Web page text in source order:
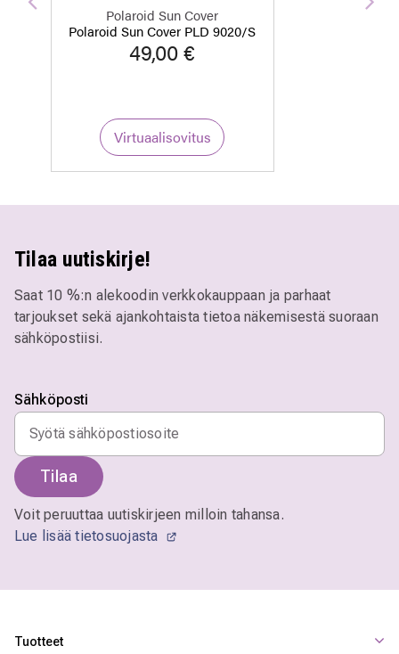
Polaroid Sun Cover
Polaroid Sun Cover PLD 9020/S
49,00 €
Virtuaalisovitus
Edellinen
Tilaa uutiskirje!
Saat 10 %:n alekoodin verkkokauppaan ja parhaat
tarjoukset sekä ajankohtaista tietoa näkemisestä suoraan
sähköpostiisi.
Sähköposti
Tilaa
Voit peruuttaa uutiskirjeen milloin tahansa.
Lue lisää tietosuojasta
Tuotteet